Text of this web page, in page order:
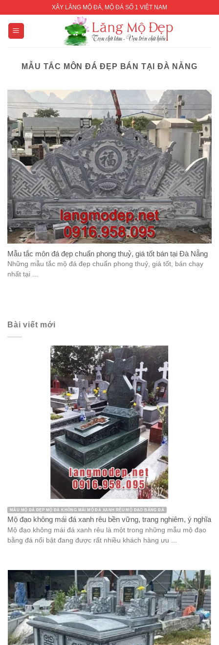
content
XÂY LĂNG MỘ ĐÁ, MỘ ĐÁ SỐ 1 VIỆT NAM
MẪU TẮC MÔN ĐÁ ĐẸP BÁN TẠI ĐÀ NẴNG
Mẫu tắc môn đá đẹp chuẩn phong thuỷ, giá tốt bán tại Đà Nẵng
Những mẫu tắc mộ đá đẹp chuẩn phong thuỷ, giá tốt, bán chạy
nhất tại ...
Bài viết mới
MẪU MỘ ĐÁ ĐẸP MỘ ĐÁ KHÔNG MÁI MỘ ĐÁ XANH RÊU MỘ ĐẠO BẰNG ĐÁ
Mộ đạo không mái đá xanh rêu bền vững, trang nghiêm, ý nghĩa
Mộ đạo không mái đá xanh rêu là một trong những mẫu mộ đạo
bằng đá nổi bật đang được rất nhiều khách hàng ưu ...